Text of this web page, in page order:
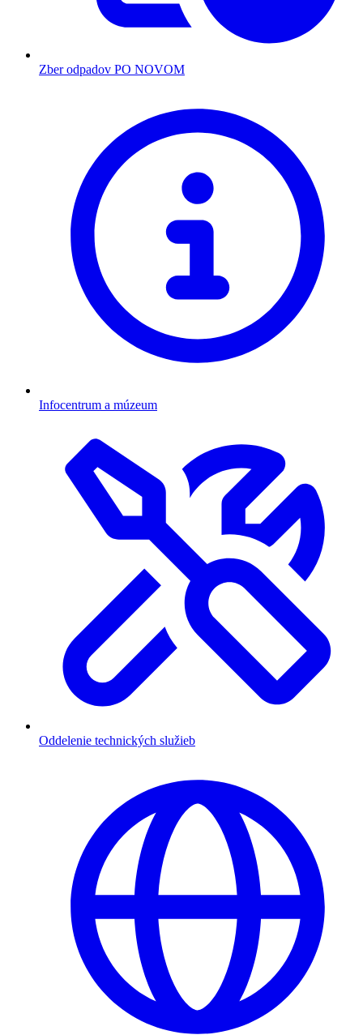
Zber odpadov PO NOVOM
Infocentrum a múzeum
Oddelenie technických služieb